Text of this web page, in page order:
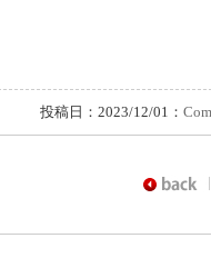
投稿日：2023/12/01：